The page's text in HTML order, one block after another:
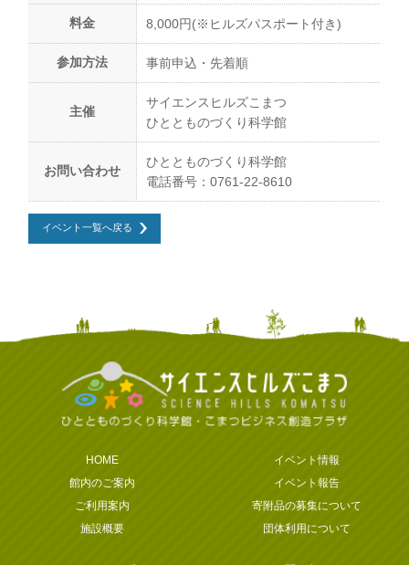
料金 8,000円(※ヒルズパスポート付き)
参加方法 事前申込・先着順
主催
サイエンスヒルズこまつ
ひととものづくり科学館
お問い合わせ
ひととものづくり科学館
電話番号：0761-22-8610
イベント一覧へ戻る
HOME
イベント情報
館内のご案内
イベント報告
ご利用案内
寄附品の募集について
施設概要
団体利用について